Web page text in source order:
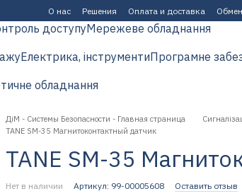
О нас Решения Оплата и доставка
доступуМережеве обладнання
Електрика, інструментиПрограмне
обладнання
ДіМ - Системы Безопасности - Главная страница
TANE SM-35 Магнитоконтактный датчик
TANE SM-35
Нет в наличии Артикул: 99-00005608 Оставить отзыв